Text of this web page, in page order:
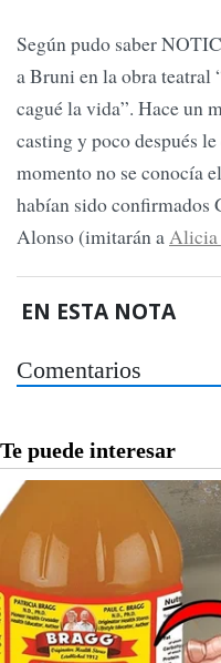
Según pudo saber
a Bruni en la obra teatral
cagué la vida”. Hace un
casting y poco después
momento no se conocía
habían sido
Alonso (imitarán aAlicia
EN ESTA NOTA
Comentarios